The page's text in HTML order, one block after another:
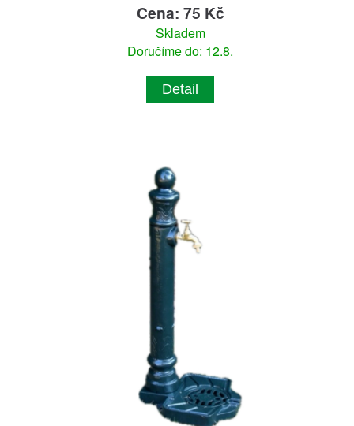
Cena: 75 Kč
Skladem
Doručíme do: 12.8.
Detail